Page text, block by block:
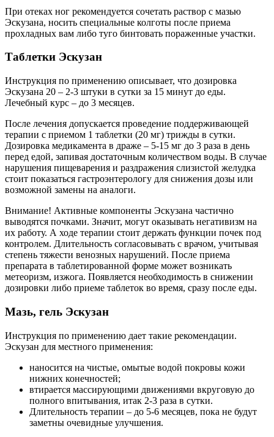
При отеках ног рекомендуется сочетать раствор с мазью
Эскузана, носить специальные колготы после приема
прохладных вам либо туго бинтовать пораженные участки.
Таблетки Эскузан
Инструкция по применению описывает, что дозировка
Эскузана 20 – 2-3 штуки в сутки за 15 минут до еды.
Лечебный курс – до 3 месяцев.
После лечения допускается проведение поддерживающей
терапии с приемом 1 таблетки (20 мг) трижды в сутки.
Дозировка медикамента в драже – 5-15 мг до 3 раза в день
перед едой, запивая достаточным количеством воды. В случае
нарушения пищеварения и раздражения слизистой желудка
стоит показаться гастроэнтерологу для снижения дозы или
возможной замены на аналоги.
Внимание! Активные компоненты Эскузана частично
выводятся почками. Значит, могут оказывать негативизм на
их работу. А ходе терапии стоит держать функции почек под
контролем. Длительность согласовывать с врачом, учитывая
степень тяжести венозных нарушений. После приема
препарата в таблетированной форме может возникать
метеоризм, изжога. Появляется необходимость в снижении
дозировки либо приеме таблеток во время, сразу после еды.
Мазь, гель Эскузан
Инструкция по применению дает такие рекомендации.
Эскузан для местного применения:
наносится на чистые, омытые водой покровы кожи
нижних конечностей;
втирается массирующими движениями вкруговую до
полного впитывания, итак 2-3 раза в сутки.
Длительность терапии – до 5-6 месяцев, пока не будут
заметны очевидные улучшения.